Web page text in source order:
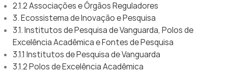
2.1.2 Associações e Órgãos Reguladores
3. Ecossistema de Inovação e Pesquisa
3.1. Institutos de Pesquisa de Vanguarda, Polos de
Excelência Acadêmica e Fontes de Pesquisa
3.1.1 Institutos de Pesquisa de Vanguarda
3.1.2 Polos de Excelência Acadêmica